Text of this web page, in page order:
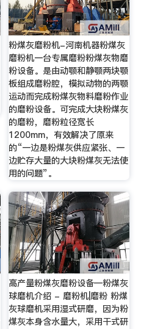
粉煤灰磨粉机-河南机器粉煤灰
磨粉机一台专属磨粉粉煤灰物磨
粉设备。是由动颚和静颚两块颚
板组成磨粉腔，模拟动物的两颚
运动而完成粉煤灰物料磨粉作业
的磨粉设备。可完成大块粉煤灰
的磨粉，磨粉粒径宽长
1200mm，有效解决了原来
的“一边是粉煤灰供应紧张、一
边贮存大量的大块粉煤灰无法使
用的问题”。
高产量粉煤灰磨粉设备—粉煤灰
球磨机介绍 - 磨粉机|磨粉 粉煤
灰球磨机采用湿式研磨，因为粉
煤灰本身含水量大，采用干式研